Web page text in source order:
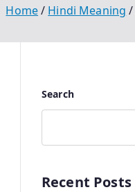
Home Hindi Meaning
Search
Recent Posts